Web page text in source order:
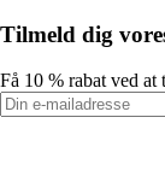
Tilmeld dig
Få 10 % rabat ved